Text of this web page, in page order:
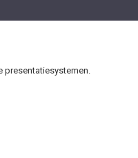
presentatiesystemen.